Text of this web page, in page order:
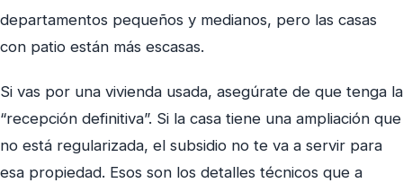
departamentos pequeños y medianos, pero las casas
con patio están más escasas.
Si vas por una vivienda usada, asegúrate de que tenga la
“recepción definitiva”. Si la casa tiene una ampliación que
no está regularizada, el subsidio no te va a servir para
esa propiedad. Esos son los detalles técnicos que a